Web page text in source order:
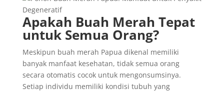
Apakah Buah Merah Tepat
untuk Semua Orang?
Meskipun buah merah Papua dikenal memiliki
banyak manfaat kesehatan, tidak semua orang
secara otomatis cocok untuk mengonsumsinya.
Setiap individu memiliki kondisi tubuh yang